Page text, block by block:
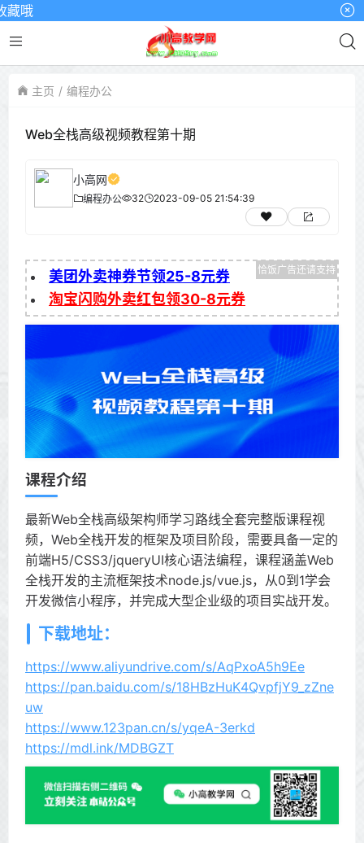
主页 编程办公
Web全栈高级视频教程第十期
小高网
编程办公 32 2023-09-05 21:54:39
美团外卖神券节领25-8元券
淘宝闪购外卖红包领30-8元券
课程介绍
最新Web全栈高级架构师学习路线全套完整版课程视
频，Web全栈开发的框架及项目阶段，需要具备一定的
前端H5/CSS3/jqueryUI核心语法编程，课程涵盖Web
全栈开发的主流框架技术node.js/vue.js，从0到1学会
开发微信小程序，并完成大型企业级的项目实战开发。
下载地址：
https://www.aliyundrive.com/s/AqPxoA5h9Ee
https://pan.baidu.com/s/18HBzHuK4QvpfjY9_zZne
uw
https://www.123pan.cn/s/yqeA-3erkd
https://mdl.ink/MDBGZT